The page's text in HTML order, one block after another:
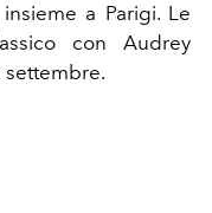
a Parigi. Le
con Audrey